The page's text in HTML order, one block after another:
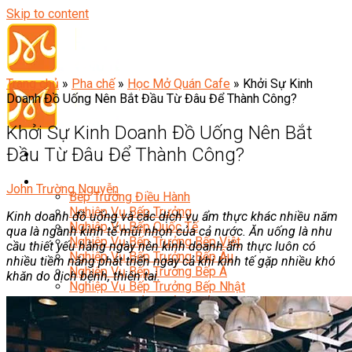
Skip to content
Đầu Bếp
Bếp Trưởng Điều Hành
Nghiệp Vụ Bếp Trưởng
Nghiệp Vụ Bếp Quốc Tế
Nghiệp Vụ Bếp Trưởng Bếp Việt
Nghiệp Vụ Bếp Trưởng Bếp Âu
Nghiệp Vụ Bếp Trưởng Bếp Á
Nghiệp Vụ Bếp Trưởng Bếp Nhật
Nghiệp Vụ Bếp Trưởng Bếp Hoa
Nghiệp Vụ Bếp Hàn
Nghiệp Vụ Bếp Thái
Nghiệp Vụ Bếp Chay
Trang chủ » Pha chế » Học Mở Quán Cafe » Khởi Sự Kinh
Doanh Đồ Uống Nên Bắt Đầu Từ Đâu Để Thành Công?
Khởi Sự Kinh Doanh Đồ Uống Nên Bắt
Đầu Từ Đâu Để Thành Công?
John Trường Nguyễn
Kinh doanh đồ uống và các dịch vụ ẩm thực khác nhiều năm
qua là ngành kinh tế mũi nhọn của cả nước. Ăn uống là nhu
cầu thiết yếu hằng ngày nên kinh doanh ẩm thực luôn có
nhiều tiềm năng phát triển ngay cả khi kinh tế gặp nhiều khó
khăn do dịch bệnh, thiên tai.